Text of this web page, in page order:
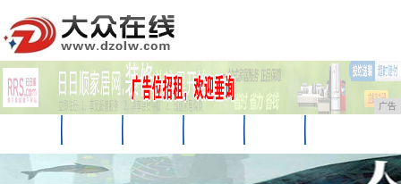
广告
企业 游戏